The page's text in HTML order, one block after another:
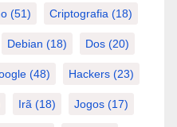
(51) Criptografia (18)
Debian (18) Dos (20)
(48) Hackers (23)
Irã (18) Jogos (17)